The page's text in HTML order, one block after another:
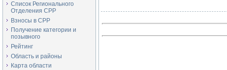
Список Регионального
Отделения СРР
Взносы в СРР
Получение категории и
позывного
Рейтинг
Область и районы
Карта области